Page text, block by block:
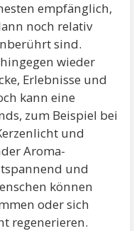
empfänglich,
noch relativ
sind.
wieder
Erlebnisse und
kann eine
zum Beispiel bei
und
Aroma-
und
können
oder sich
regenerieren.